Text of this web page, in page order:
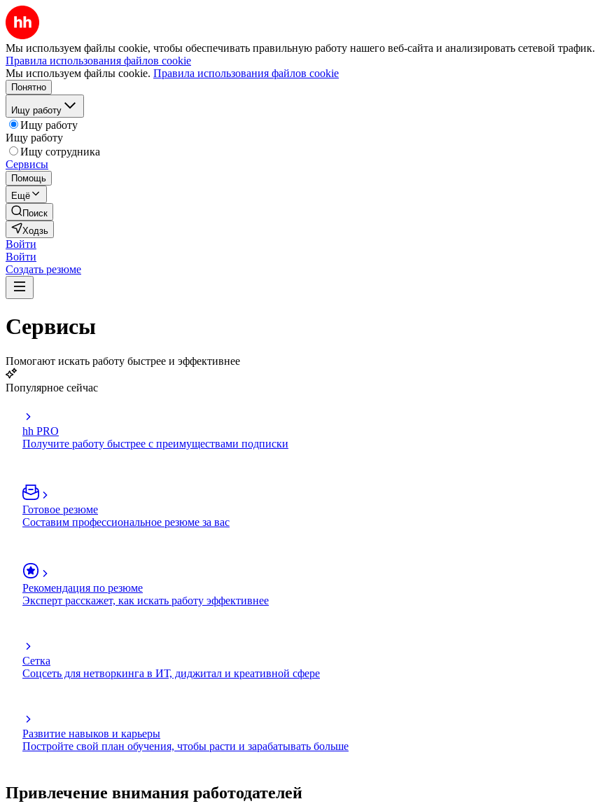
Мы используем файлы cookie, чтобы обеспечивать правильную работу нашего веб-сайта и анализировать сетевой трафик.
Правила использования файлов cookie
Мы используем файлы cookie. Правила использования файлов cookie
Понятно
Ищу работу
Ищу работу
Ищу работу
Ищу сотрудника
Сервисы
Помощь
Ещё
Поиск
Ходзь
Войти
Войти
Создать резюме
Сервисы
Помогают искать работу быстрее и эффективнее
Популярное сейчас
hh PRO
Получите работу быстрее с преимуществами подписки
Готовое резюме
Составим профессиональное резюме за вас
Рекомендация по резюме
Эксперт расскажет, как искать работу эффективнее
Сетка
Соцсеть для нетворкинга в ИТ, диджитал и креативной сфере
Развитие навыков и карьеры
Постройте свой план обучения, чтобы расти и зарабатывать больше
Привлечение внимания работодателей